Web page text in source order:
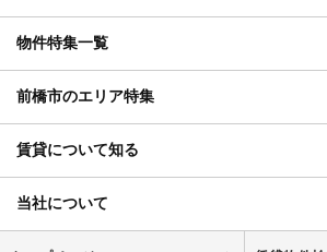
物件特集一覧
前橋市のエリア特集
賃貸について知る
当社について